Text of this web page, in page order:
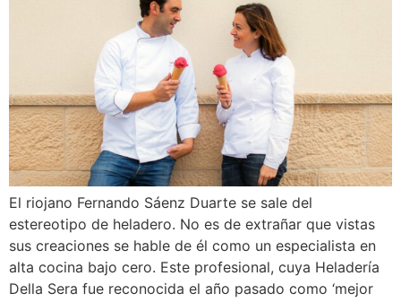
El riojano Fernando Sáenz Duarte se sale del
estereotipo de heladero. No es de extrañar que vistas
sus creaciones se hable de él como un especialista en
alta cocina bajo cero. Este profesional, cuya Heladería
Della Sera fue reconocida el año pasado como ‘mejor